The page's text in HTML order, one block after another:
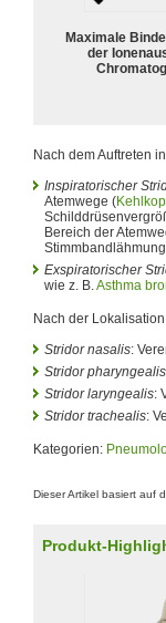
Maximale
der
Nach dem Auftreten
Inspiratorischer
Atemwege (
Bereich der
Exspiratorischer
wie z. B.Asthma
Nach der
Stridor nasalis:
Stridor pharyngealis
Stridor laryngealis:
Stridor trachealis:
Kategorien:
Dieser Artikel basiert auf
Produkt-